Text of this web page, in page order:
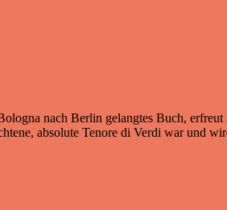
nach Berlin gelangtes Buch,
absolute Tenore di Verdi war und